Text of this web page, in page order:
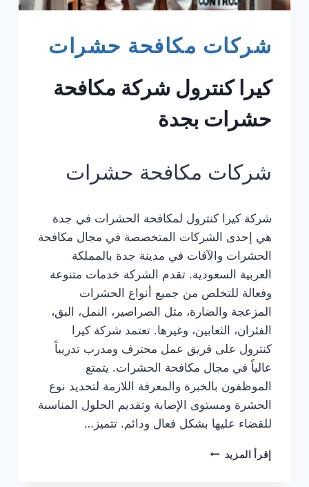
شركات مكافحة حشرات
كيرا كنترول شركة مكافحة
حشرات بجدة
شركات مكافحة حشرات
شركة كيرا كنترول لمكافحة الحشرات في جدة
هي إحدى الشركات المتخصصة في مجال مكافحة
الحشرات والآفات في مدينة جدة بالمملكة
العربية السعودية. تقدم الشركة خدمات متنوعة
وفعالة للتخلص من جميع أنواع الحشرات
المزعجة والضارة، مثل الصراصير، النمل، البق،
الفئران، الثعابين، وغيرها. تعتمد شركة كيرا
كنترول على فريق عمل محترف ومدرب تدريباً
عالياً في مجال مكافحة الحشرات. يتمتع
الموظفون بالخبرة والمعرفة اللازمة لتحديد نوع
الحشرة ومستوى الإصابة وتقديم الحلول المناسبة
للقضاء عليها بشكل فعال ودائم. تتميز…
إقرأ المزيد كيرا